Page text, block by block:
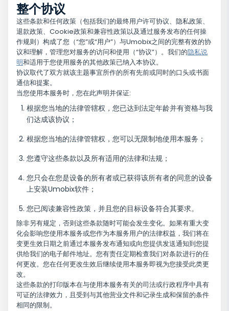
整个协议
这些条款和任何政策（包括我们的最终用户许可协议、隐私政策、
退款政策、Cookie政策和兼容性政策以及通过服务发布的任何操
作规则）构成了您（“您”或“用户”）与Umobix之间的完整有效的协
议和理解，管理您对服务的访问和使用（“协议”）。我们的隐私说
明和适用于您使用服务的其他政策已纳入本协议。
协议取代了双方就该主题事宜所作的所有先前或同时的口头或书面
通信和提案。
当您使用本服务时，您在此声明并保证:
根据您当地的法律管辖权，您已达到法定年龄并有资格与我
们达成该协议；
根据您当地的法律管辖权，您可以无限制地使用本服务；
您遵守这些条款以及所有适用的法律和法规；
您只会在您是设备的所有者或已获得该所有者的同意的设备
上安装Umobix软件；
您已阅读兼容性政策，并且您的目标设备符合其要求。
除非另有规定，否则这些条款随时可能会发生变化。如果有重大变
化会影响您使用本服务或您作为本服务用户的法律权益，我们将在
变更生效日期之前通过本服务发布通知或向您提供发送通知到您提
供给我们的电子邮件地址。您有责任定期检查我们对条款进行的任
何更改。您在任何更改生效后继续使用本服务即视为您接受此类更
改。
这些条款的打印版本在与使用本服务有关的司法或行政程序中具有
可证的法律效力，且受到与其他营业文件和记录生成和保留的条件
相同的限制。